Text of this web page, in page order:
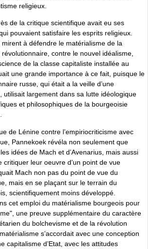
religieux.
de la critique scientifique avait eu ses
pouvaient satisfaire les esprits religieux.
à défendre le matérialisme de la
contre le nouvel idéalisme,
de la classe capitaliste installée au
une grande importance à ce fait, puisque le
russe, qui était a la veille d’une
utilisait largement dans sa lutte idéologique
et philosophiques de la bourgeoisie
de Lénine contre l’empiriocriticisme avec
Pannekoek révéla non seulement que
idées de Mach et d’Avenarius, mais aussi
critiquer leur oeuvre d’un point de vue
Mach non pas du point de vue du
mais en se plaçant sur le terrain du
scientifiquement moins développé.
cet emploi du matérialisme bourgeois pour
une preuve supplémentaire du caractère
du bolchevisme et de la révolution
s’accordait avec une conception
capitalisme d’Etat, avec les attitudes